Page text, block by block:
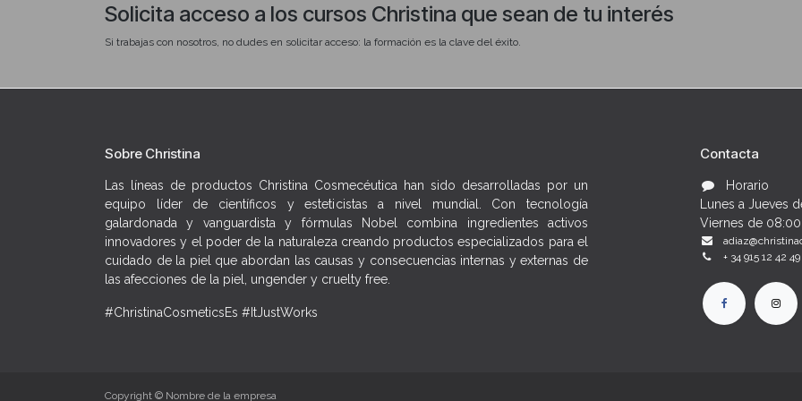
de amplio espectro.
¿Qué veremos?
→ Cómo argumentar el valor del SPF diario a tu clienta y convertirlo en un paso innegociable de su rutina para fidelizarla con resultados
visibles y duraderos
Solicita acceso a los cursos Christina que sean de tu interés
Si trabajas con nosotros, no dudes en solicitar acceso: la formación es la clave del éxito.
Sobre Christina
Las líneas de productos Christina Cosmecéutica han sido desarrolladas por un
equipo líder de científicos y esteticistas a nivel mundial. Con tecnología
galardonada y vanguardista y fórmulas Nobel combina ingredientes activos
innovadores y el poder de la naturaleza creando productos especializados para el
cuidado de la piel que abordan las causas y consecuencias internas y externas de
las afecciones de la piel, ungender y cruelty free.
#ChristinaCosmeticsEs #ItJustWorks
Contacta
Horario
Lunes a Jueves
Viernes de 08:00
+ 34 915 12 42 49
Copyright © Nombre de la empresa